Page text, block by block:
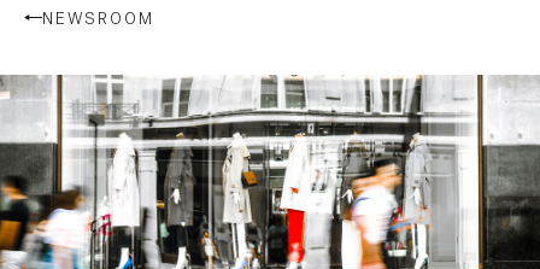
NEWSROOM